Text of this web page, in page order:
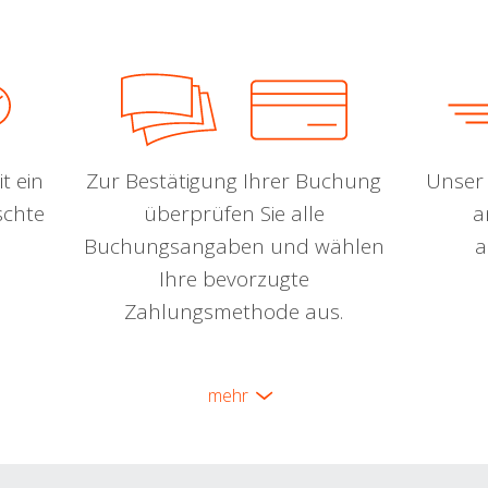
ein
Zur Bestätigung Ihrer Buchung
überprüfen Sie alle
Buchungsangaben und wählen
Ihre bevorzugte
Zahlungsmethode aus.
mehr